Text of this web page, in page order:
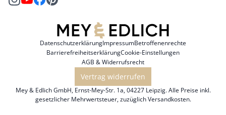
DatenschutzerklärungImpressumBetroffenenrechte
BarrierefreiheitserklärungCookie-Einstellungen
AGB & Widerrufsrecht
Vertrag widerrufen
Mey & Edlich GmbH, Ernst-Mey-Str. 1a, 04227 Leipzig. Alle Preise inkl.
gesetzlicher Mehrwertsteuer, zuzüglichVersandkosten.